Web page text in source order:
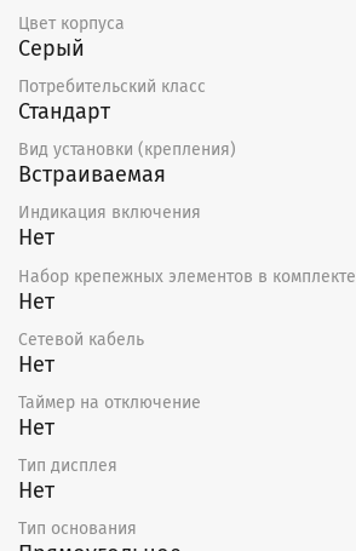
Цвет корпуса
Серый
Потребительский класс
Стандарт
Вид установки (крепления)
Встраиваемая
Индикация включения
Нет
Набор крепежных элементов в комплекте
Нет
Сетевой кабель
Нет
Таймер на отключение
Нет
Тип дисплея
Нет
Тип основания